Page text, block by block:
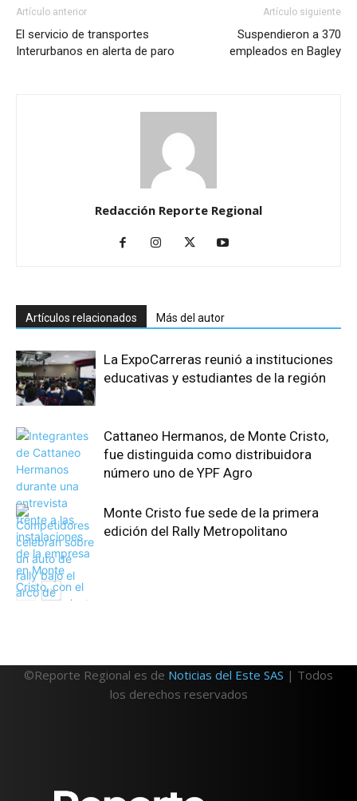
Artículo anterior
El servicio de transportes
Interurbanos en alerta de paro
Artículo siguiente
Suspendieron a 370
empleados en Bagley
Redacción Reporte Regional
Artículos relacionados Más del autor
La ExpoCarreras reunió a instituciones
educativas y estudiantes de la región
Cattaneo Hermanos, de Monte Cristo,
fue distinguida como distribuidora
número uno de YPF Agro
Monte Cristo fue sede de la primera
edición del Rally Metropolitano
©Reporte Regional es de Noticias del Este SAS | Todos
los derechos reservados